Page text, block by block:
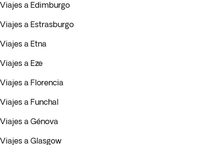
Viajes a Edimburgo
Viajes a Estrasburgo
Viajes a Etna
Viajes a Eze
Viajes a Florencia
Viajes a Funchal
Viajes a Génova
Viajes a Glasgow